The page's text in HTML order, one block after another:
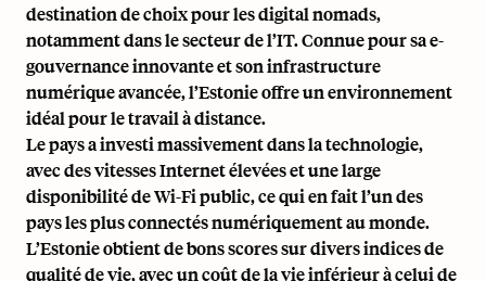
destination de choix pour les digital nomads,
notamment dans le secteur de l’IT. Connue pour sae-
gouvernance innovante et son infrastructure
numérique avancée, l’Estonie offre un environnement
idéal pour le travail à distance.
Le pays a investi massivement dans la technologie,
avec des vitesses Internet élevées et une large
disponibilité de Wi-Fi public, ce qui en fait l’un des
pays les plus connectés numériquement au monde.
L’Estonie obtient de bons scores sur divers indices de
qualité de vie, avec un coût de la vie inférieur à celui de